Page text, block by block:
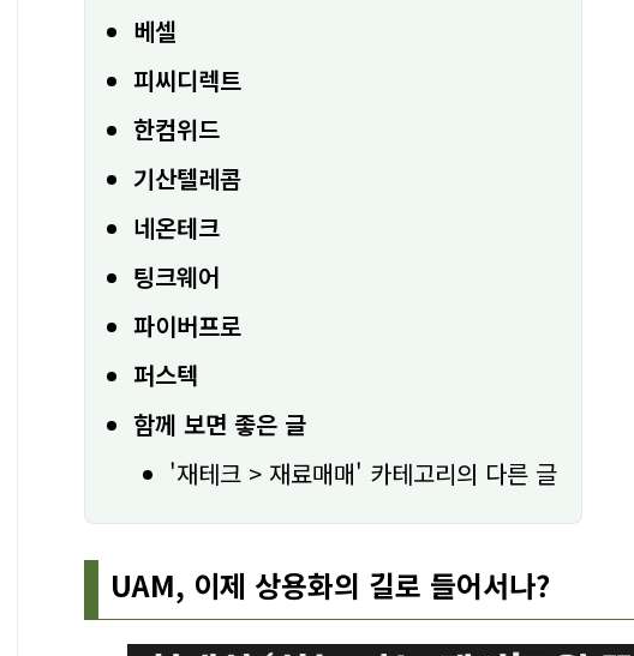
베셀
피씨디렉트
한컴위드
기산텔레콤
네온테크
팅크웨어
파이버프로
퍼스텍
함께 보면 좋은 글
'재테크 > 재료매매' 카테고리의 다른 글
UAM, 이제 상용화의 길로 들어서나?